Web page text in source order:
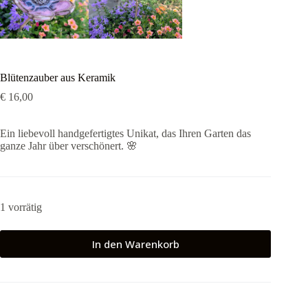
Blütenzauber aus Keramik
€ 16,00
Ein liebevoll handgefertigtes Unikat, das Ihren Garten das
ganze Jahr über verschönert. 🌸
1 vorrätig
In den Warenkorb